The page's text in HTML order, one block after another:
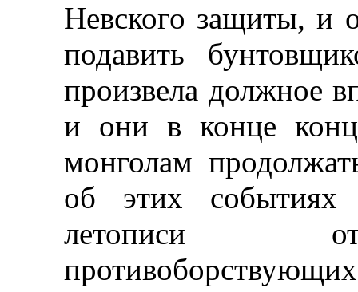
Невского защиты, и
подавить
произвела должное
и они в конце
монголам
об этих событиях
летописи